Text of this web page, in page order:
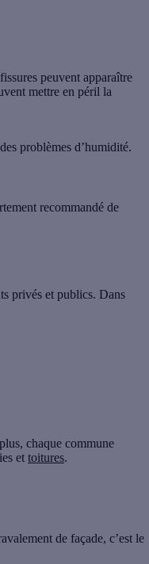
peuvent apparaître
mettre en péril la
problèmes d’humidité.
recommandé de
privés et publics. Dans
chaque commune
et toitures.
de façade, c’est le